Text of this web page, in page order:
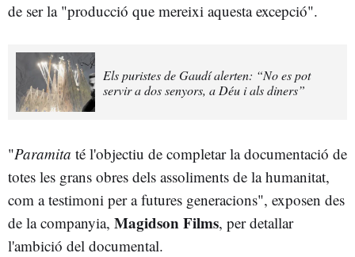
de ser la "producció que mereixi aquesta excepció".
Els puristes de Gaudí alerten: “No es pot
servir a dos senyors, a Déu i als diners”
"Paramita té l'objectiu de completar la documentació de
totes les grans obres dels assoliments de la humanitat,
com a testimoni per a futures generacions", exposen des
de la companyia, Magidson Films, per detallar
l'ambició del documental.